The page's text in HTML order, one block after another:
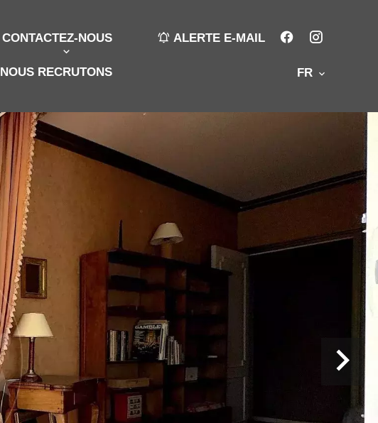
ALERTE E-MAIL
FR
CONTACTEZ-NOUS
NOUS RECRUTONS